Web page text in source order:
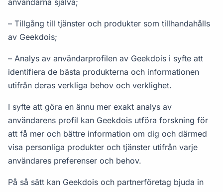
användarna själva;
– Tillgång till tjänster och produkter som tillhandahålls
av Geekdois;
– Analys av användarprofilen av Geekdois i syfte att
identifiera de bästa produkterna och informationen
utifrån deras verkliga behov och verklighet.
I syfte att göra en ännu mer exakt analys av
användarens profil kan Geekdois utföra forskning för
att få mer och bättre information om dig och därmed
visa personliga produkter och tjänster utifrån varje
användares preferenser och behov.
På så sätt kan Geekdois och partnerföretag bjuda in